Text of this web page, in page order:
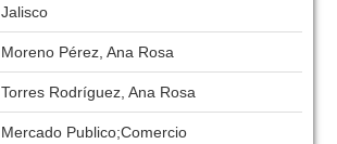
Jalisco
Moreno Pérez, Ana Rosa
Torres Rodríguez, Ana Rosa
Mercado Publico;Comercio